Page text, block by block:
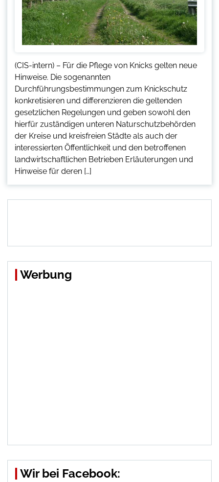
(CIS-intern) – Für die Pflege von Knicks gelten neue
Hinweise. Die sogenannten
Durchführungsbestimmungen zum Knickschutz
konkretisieren und differenzieren die geltenden
gesetzlichen Regelungen und geben sowohl den
hierfür zuständigen unteren Naturschutzbehörden
der Kreise und kreisfreien Städte als auch der
interessierten Öffentlichkeit und den betroffenen
landwirtschaftlichen Betrieben Erläuterungen und
Hinweise für deren […]
Werbung
Wir bei Facebook: